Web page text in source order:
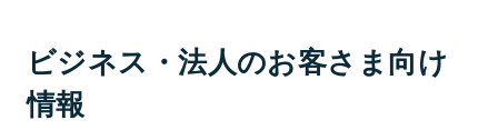
ビジネス・法人のお客さま向け
情報